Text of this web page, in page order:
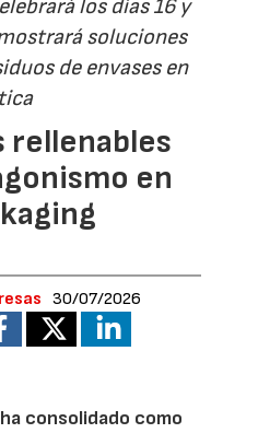
los días 16 y
soluciones
de envases en
rellenables
en
30/07/2026
consolidado como